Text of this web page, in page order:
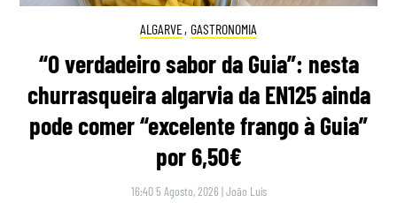
ALGARVE, GASTRONOMIA
“O verdadeiro sabor da Guia”: nesta
churrasqueira algarvia da EN125 ainda
pode comer “excelente frango à Guia”
por 6,50€
16:40 5 Agosto, 2026 |João Luís